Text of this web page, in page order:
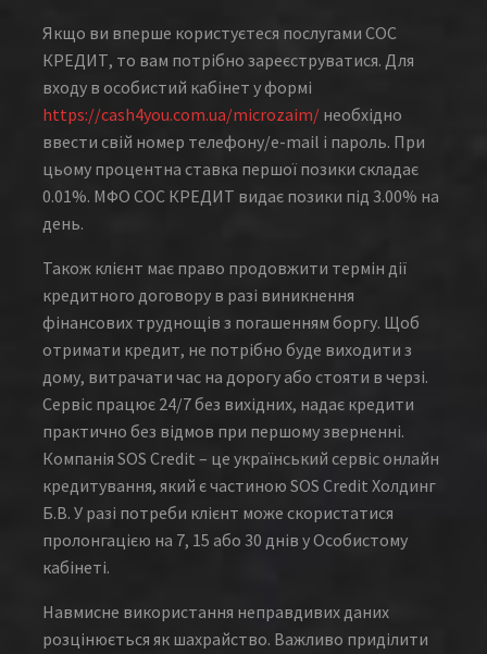
Якщо ви вперше користуєтеся послугами СОС
КРЕДИТ, то вам потрібно зареєструватися. Для
входу в особистий кабінет у формі
https://cash4you.com.ua/microzaim/ необхідно
ввести свій номер телефону/e-mail і пароль. При
цьому процентна ставка першої позики складає
0.01%. МФО СОС КРЕДИТ видає позики під 3.00% на
день.
Також клієнт має право продовжити термін дії
кредитного договору в разі виникнення
фінансових труднощів з погашенням боргу. Щоб
отримати кредит, не потрібно буде виходити з
дому, витрачати час на дорогу або стояти в черзі.
Сервіс працює 24/7 без вихідних, надає кредити
практично без відмов при першому зверненні.
Компанія SOS Credit – це український сервіс онлайн
кредитування, який є частиною SOS Credit Холдинг
Б.В. У разі потреби клієнт може скористатися
пролонгацією на 7, 15 або 30 днів у Особистому
кабінеті.
Навмисне використання неправдивих даних
розцінюється як шахрайство. Важливо приділити